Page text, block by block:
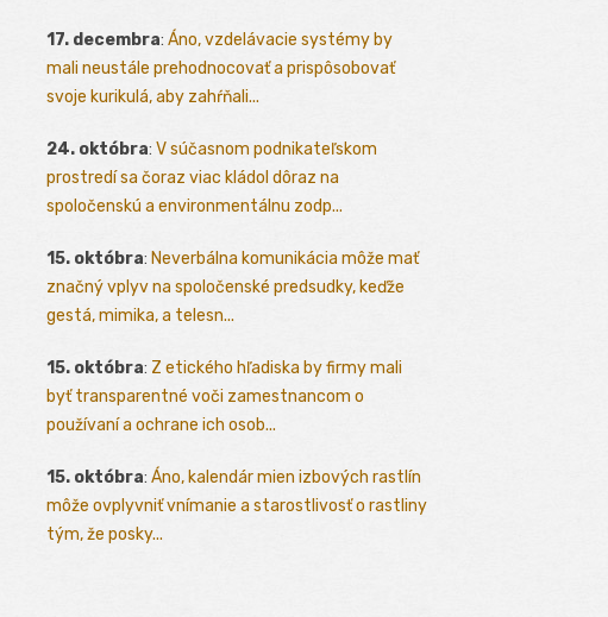
17. decembra: Áno, vzdelávacie systémy by
mali neustále prehodnocovať a prispôsobovať
svoje kurikulá, aby zahŕňali...
24. októbra: V súčasnom podnikateľskom
prostredí sa čoraz viac kládol dôraz na
spoločenskú a environmentálnu zodp...
15. októbra: Neverbálna komunikácia môže mať
značný vplyv na spoločenské predsudky, keďže
gestá, mimika, a telesn...
15. októbra: Z etického hľadiska by firmy mali
byť transparentné voči zamestnancom o
používaní a ochrane ich osob...
15. októbra: Áno, kalendár mien izbových rastlín
môže ovplyvniť vnímanie a starostlivosť o rastliny
tým, že posky...